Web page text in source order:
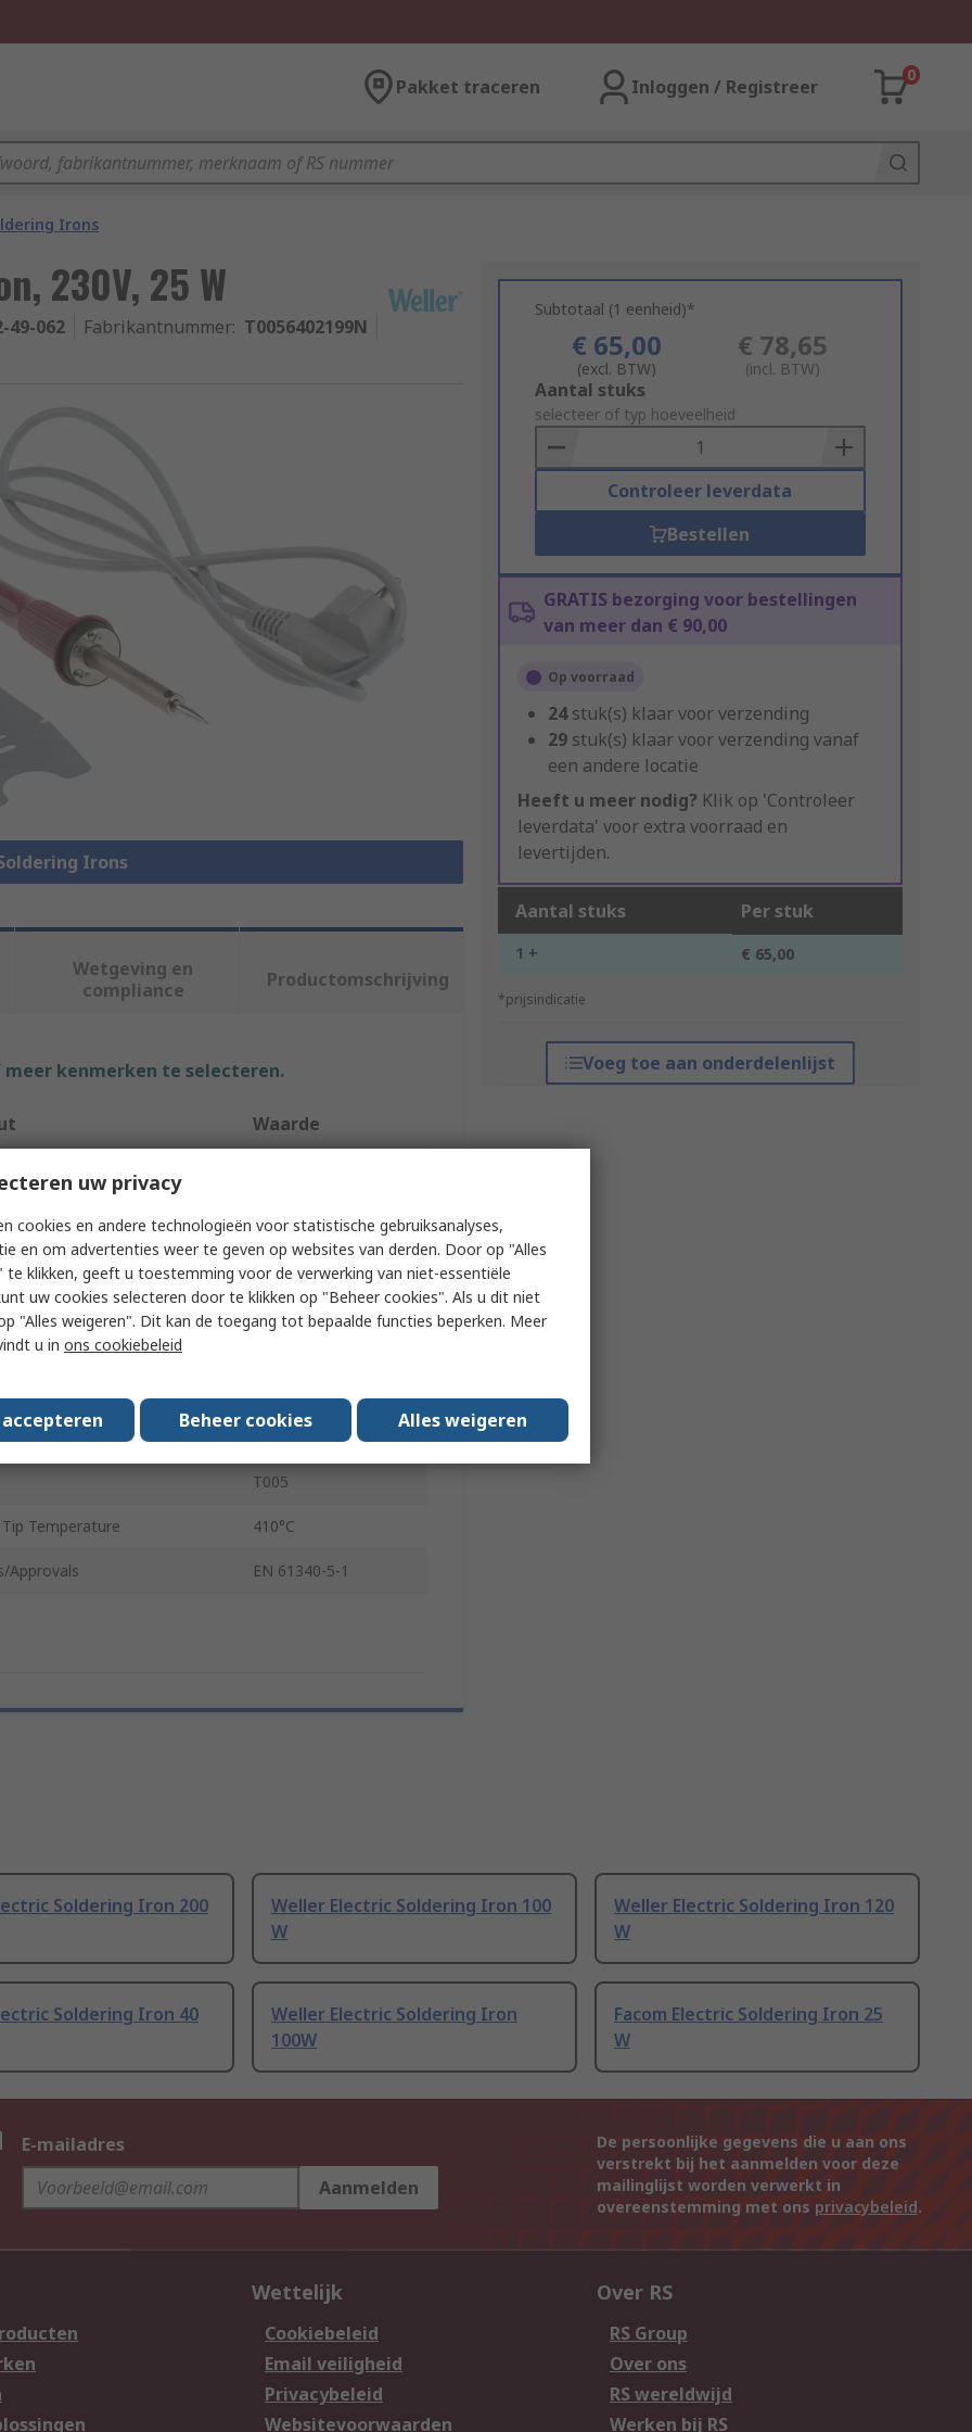
Pakket traceren Inloggen / Registreer
0
Irons
230V, 25 W
49-062 Fabrikantnummer: T0056402199N
Irons
Subtotaal (1 eenheid)*
€ 65,00
(excl. BTW)
€ 78,65
(incl. BTW)
Add
to
Basket
Aantal stuks
selecteer of typ hoeveelheid
Controleer leverdata
Bestellen
GRATIS bezorging voor bestellingen
van meer dan € 90,00
Op voorraad
24stuk(s) klaar voor verzending
29 stuk(s) klaar voor verzending vanaf
een andere locatie
Heeft u meer nodig? Klik op 'Controleer
leverdata' voor extra voorraad en
levertijden.
Aantal stuks Per stuk
1 + € 65,00
*prijsindicatie
Voeg toe aan onderdelenlijst
Wetgeving en
compliance
Productomschrijving
kenmerken te selecteren.
Waarde
Soldering Iron
Soldering Iron
SPI26
T005
Temperature 410°C
Approvals EN 61340-5-1
Soldering Iron 200
Weller Electric Soldering Iron 100
W
Weller Electric Soldering Iron 120
W
Soldering Iron 40
Weller Electric Soldering Iron
100W
Facom Electric Soldering Iron 25
W
E-mailadres
Aanmelden
De persoonlijke gegevens die u aan ons
verstrekt bij het aanmelden voor deze
mailinglijst worden verwerkt in
overeenstemming met ons privacybeleid.
Wettelijk
Cookiebeleid
Email veiligheid
Privacybeleid
Websitevoorwaarden
Over RS
RS Group
Over ons
RS wereldwijd
Werken bij RS
uw privacy
cookies en andere technologieën voor statistische gebruiksanalyses,
en om advertenties weer te geven op websites van derden. Door op "Alles
te klikken, geeft u toestemming voor de verwerking van niet-essentiële
uw cookies selecteren door te klikken op "Beheer cookies". Als u dit niet
"Alles weigeren". Dit kan de toegang tot bepaalde functies beperken. Meer
u in ons cookiebeleid
Beheer cookies Alles weigeren